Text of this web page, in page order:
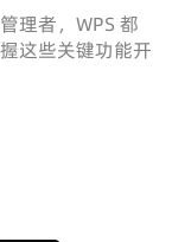
理者，WPS 都
这些关键功能开